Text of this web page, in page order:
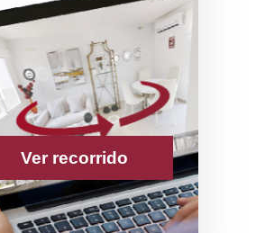
Ver recorrido